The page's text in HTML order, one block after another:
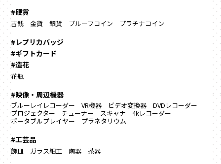
#硬貨
古銭 金貨 銀貨 プルーフコイン プラチナコイン
#レプリカバッジ
#ギフトカード
#造花
花瓶
#映像・周辺機器
ブルーレイレコーダー VR機器 ビデオ変換器
DVDレコーダー
プロジェクター
チューナー スキャナ
4kレコーダー
ポータブルプレイヤー
プラネタリウム
#工芸品
飾皿 ガラス細工 陶器 茶器